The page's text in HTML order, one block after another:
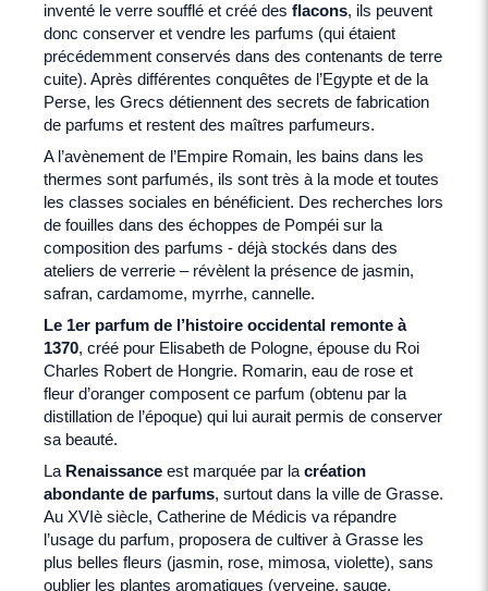
inventé le verre soufflé et créé des flacons, ils peuvent
donc conserver et vendre les parfums (qui étaient
précédemment conservés dans des contenants de terre
cuite). Après différentes conquêtes de l’Egypte et de la
Perse, les Grecs détiennent des secrets de fabrication
de parfums et restent des maîtres parfumeurs.
A l’avènement de l’Empire Romain, les bains dans les
thermes sont parfumés, ils sont très à la mode et toutes
les classes sociales en bénéficient. Des recherches lors
de fouilles dans des échoppes de Pompéi sur la
composition des parfums - déjà stockés dans des
ateliers de verrerie – révèlent la présence de jasmin,
safran, cardamome, myrrhe, cannelle.
Le 1er parfum de l’histoire occidental remonte à
1370, créé pour Elisabeth de Pologne, épouse du Roi
Charles Robert de Hongrie. Romarin, eau de rose et
fleur d’oranger composent ce parfum (obtenu par la
distillation de l’époque) qui lui aurait permis de conserver
sa beauté.
La Renaissance est marquée par la création
abondante de parfums, surtout dans la ville de Grasse.
Au XVIè siècle, Catherine de Médicis va répandre
l’usage du parfum, proposera de cultiver à Grasse les
plus belles fleurs (jasmin, rose, mimosa, violette), sans
oublier les plantes aromatiques (verveine, sauge,